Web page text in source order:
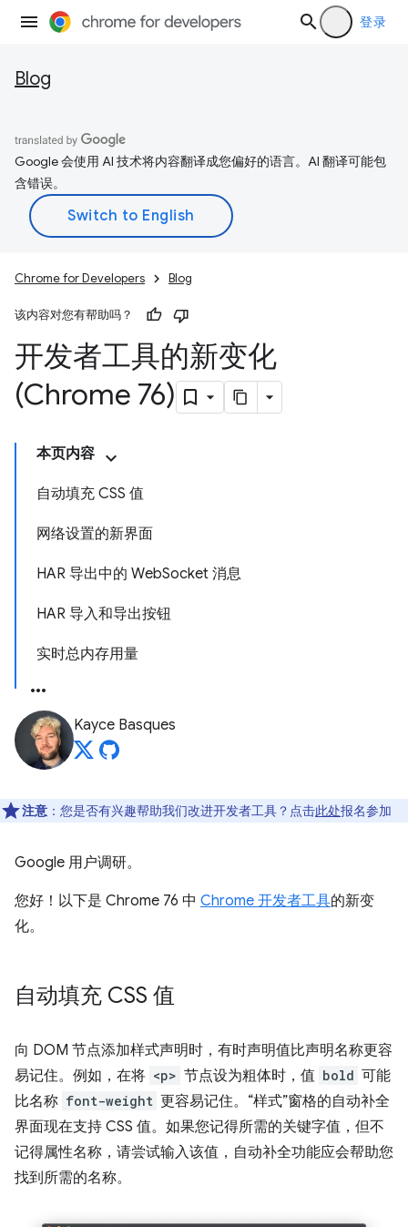
登录
Blog
Google 会使用 AI 技术将内容翻译成您偏好的语言。AI 翻译可能包
含错误。
Chrome for Developers Blog
该内容对您有帮助吗？
开发者工具的新变化
(Chrome 76)
本页内容
自动填充 CSS 值
网络设置的新界面
HAR 导出中的 WebSocket 消息
HAR 导入和导出按钮
实时总内存用量
Kayce Basques
注意 ：您是否有兴趣帮助我们改进开发者工具？点击此处报名参加
Google 用户调研。
您好！以下是 Chrome 76 中 Chrome 开发者工具的新变
化。
自动填充 CSS 值
向 DOM 节点添加样式声明时，有时声明值比声明名称更容
易记住。例如，在将 <p> 节点设为粗体时，值 bold 可能
比名称 font-weight 更容易记住。“样式”窗格的自动补全
界面现在支持 CSS 值。如果您记得所需的关键字值，但不
记得属性名称，请尝试输入该值，自动补全功能应会帮助您
找到所需的名称。